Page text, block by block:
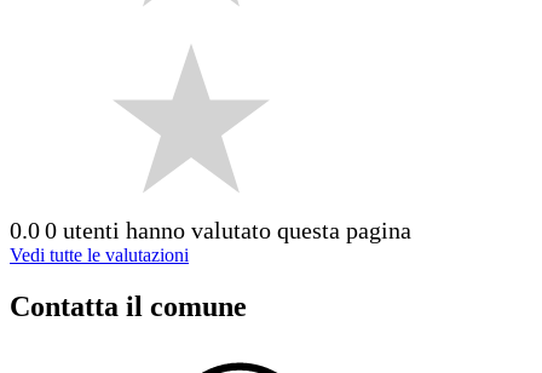
0.00 utenti hanno valutato questa pagina
Vedi tutte le valutazioni
Contatta il comune